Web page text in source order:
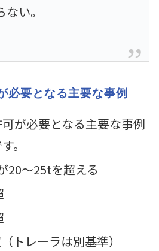
い。
必要となる主要な事例
が必要となる主要な事例
。
20～25tを超える
トレーラは別基準）